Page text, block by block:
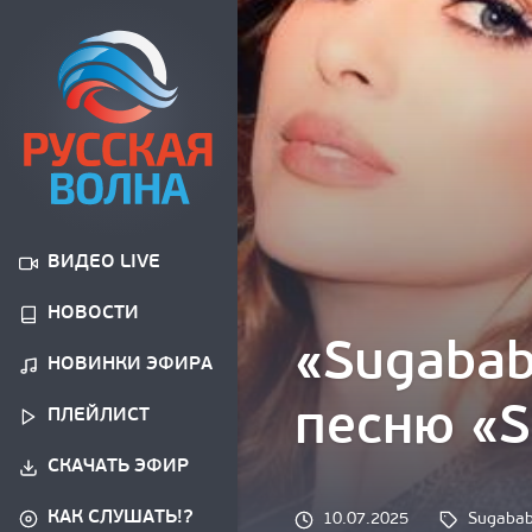
ВИДЕО LIVE
НОВОСТИ
НОВИНКИ ЭФИРА
ПЛЕЙЛИСТ
СКАЧАТЬ ЭФИР
КАК СЛУШАТЬ!?
песню
10.07.2025 Tags: